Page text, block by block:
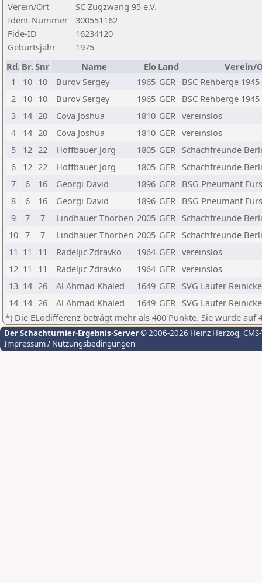
Verein/Ort
SC Zugzwang 95 e.V.
Ident-Nummer
300551162
Fide-ID
16234120
Geburtsjahr
1975
Rd. Br.Snr Name Elo Land
Verein/
1
10 10 Burov Sergey 1965 GER BSC Rehberge 1945
2
10 10 Burov Sergey 1965 GER BSC Rehberge 1945
3
14 20 Cova Joshua 1810 GER vereinslos
4
14 20 Cova Joshua 1810 GER vereinslos
5
12 22 Hoffbauer Jörg 1805 GER Schachfreunde
6
12 22 Hoffbauer Jörg 1805 GER Schachfreunde
7
6 16 Georgi David 1896 GER BSG Pneumant
8
6 16 Georgi David 1896 GER BSG Pneumant
9
7 7 Lindhauer Thorben 2005 GER Schachfreunde
10
7 7 Lindhauer Thorben 2005 GER Schachfreunde
11 11 11 Radeljic Zdravko 1964 GER vereinslos
12 11 11 Radeljic Zdravko 1964 GER vereinslos
13 14 26 Al Ahmad Khaled 1649 GER SVG Läufer
14 14 26 Al Ahmad Khaled 1649 GER SVG Läufer
*) Die ELodifferenz beträgt mehr als 400 Punkte. Sie wurde auf
Der Schachturnier-Ergebnis-Server© 2006-2026 Heinz Herzog,
Impressum / Nutzungsbedingungen